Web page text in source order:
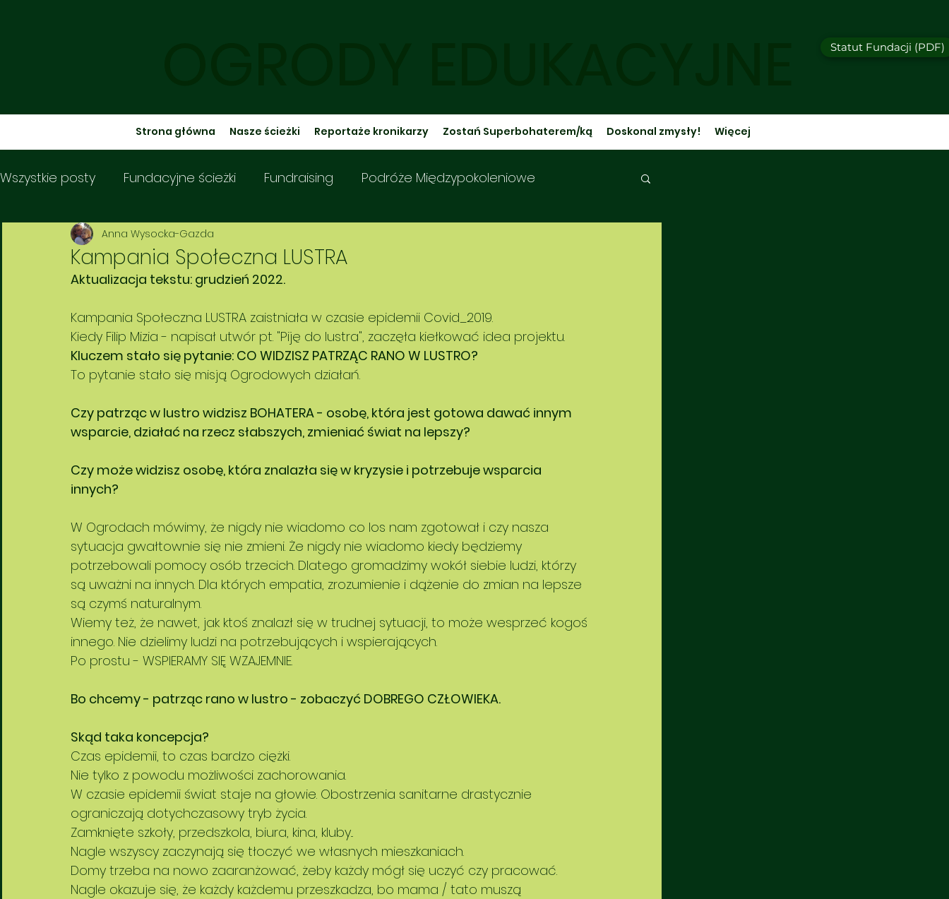
Strona główna Nasze ścieżki Reportaże kronikarzy Zostań Superbohaterem/ką Doskonal zmysły! Więcej
Statut Fundacji (PDF)
Wszystkie posty Fundacyjne ścieżki Fundraising Podróże Międzypokoleniowe
Podróże Kulinarne Podróże Literackie
Zwierzęta w mieście Gildia Zmieniających
Podróże artystyczne
Kampania Społeczna LUSTRA
Anna Wysocka-Gazda
Aktualizacja tekstu: grudzień 2022.
Kampania Społeczna LUSTRA zaistniała w czasie epidemii Covid_2019.
Kiedy Filip Mizia - napisał utwór pt. "Piję do lustra", zaczęła kiełkować idea projektu.
Kluczem stało się pytanie: CO WIDZISZ PATRZĄC RANO W LUSTRO?
To pytanie stało się misją Ogrodowych działań.
Czy patrząc w lustro widzisz BOHATERA - osobę, która jest gotowa dawać innym
wsparcie, działać na rzecz słabszych, zmieniać świat na lepszy?
Czy może widzisz osobę, która znalazła się w kryzysie i potrzebuje wsparcia
innych?
W Ogrodach mówimy, że nigdy nie wiadomo co los nam zgotował i czy nasza
sytuacja gwałtownie się nie zmieni. Że nigdy nie wiadomo kiedy będziemy
potrzebowali pomocy osób trzecich. Dlatego gromadzimy wokół siebie ludzi, którzy
są uważni na innych. Dla których empatia, zrozumienie i dążenie do zmian na lepsze
są czymś naturalnym.
Wiemy też, że nawet, jak ktoś znalazł się w trudnej sytuacji, to może wesprzeć kogoś
innego. Nie dzielimy ludzi na potrzebujących i wspierających.
Po prostu - WSPIERAMY SIĘ WZAJEMNIE.
Bo chcemy - patrząc rano w lustro - zobaczyć DOBREGO CZŁOWIEKA.
Skąd taka koncepcja?
Czas epidemii, to czas bardzo ciężki.
Nie tylko z powodu możliwości zachorowania.
W czasie epidemii świat staje na głowie. Obostrzenia sanitarne drastycznie
ograniczają dotychczasowy tryb życia.
Zamknięte szkoły, przedszkola, biura, kina, kluby...
Nagle wszyscy zaczynają się tłoczyć we własnych mieszkaniach.
Domy trzeba na nowo zaaranżować, żeby każdy mógł się uczyć czy pracować.
Nagle okazuje się, że każdy każdemu przeszkadza, bo mama / tato muszą